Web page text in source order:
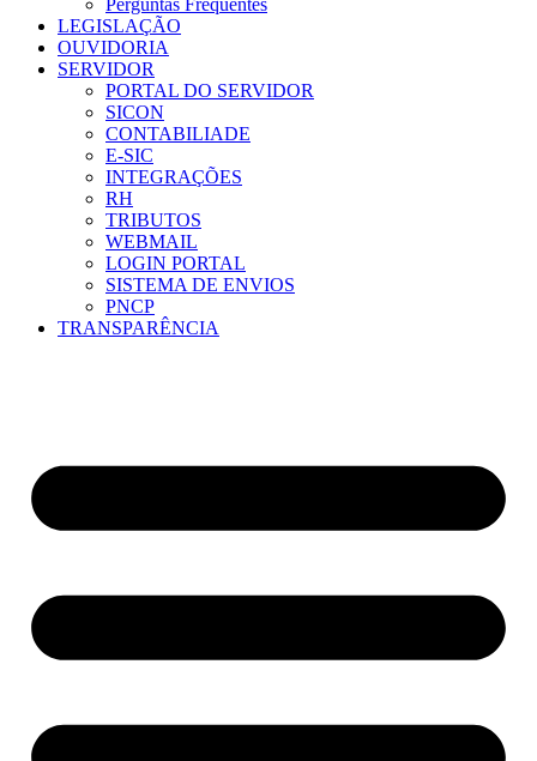
Perguntas Frequentes
LEGISLAÇÃO
OUVIDORIA
SERVIDOR
PORTAL DO SERVIDOR
SICON
CONTABILIADE
E-SIC
INTEGRAÇÕES
RH
TRIBUTOS
WEBMAIL
LOGIN PORTAL
SISTEMA DE ENVIOS
PNCP
TRANSPARÊNCIA